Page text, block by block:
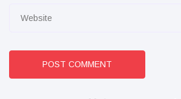
POST COMMENT